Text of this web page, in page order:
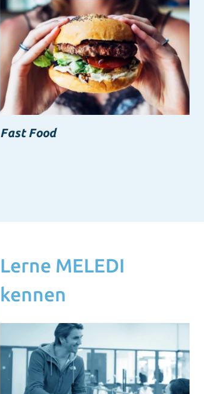
Fast Food
Lerne MELEDI
kennen